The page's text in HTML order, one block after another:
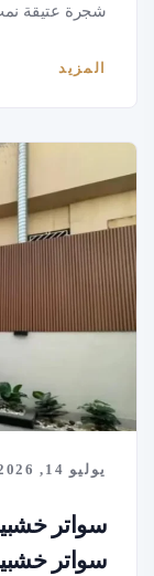
شجرة عتيقة
المزيد
يوليو 14, 2026
سواتر